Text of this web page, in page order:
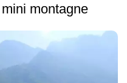
montagne